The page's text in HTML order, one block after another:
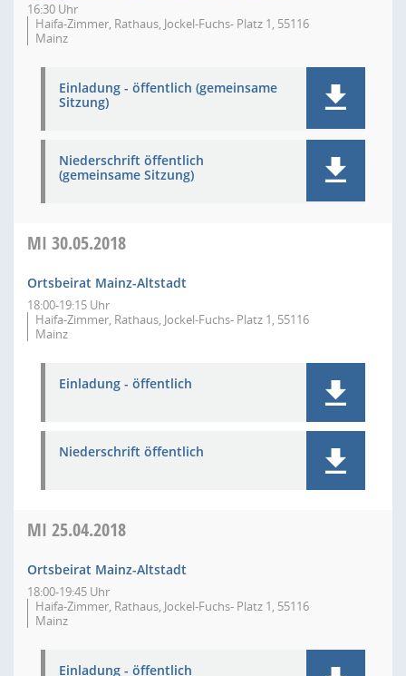
16:30 Uhr
Haifa-Zimmer, Rathaus, Jockel-Fuchs- Platz 1, 55116
Mainz
Einladung - öffentlich (gemeinsame
Sitzung)
Niederschrift öffentlich
(gemeinsame Sitzung)
MI 30.05.2018
Ortsbeirat Mainz-Altstadt
18:00-19:15 Uhr
Haifa-Zimmer, Rathaus, Jockel-Fuchs- Platz 1, 55116
Mainz
Einladung - öffentlich
Niederschrift öffentlich
MI 25.04.2018
Ortsbeirat Mainz-Altstadt
18:00-19:45 Uhr
Haifa-Zimmer, Rathaus, Jockel-Fuchs- Platz 1, 55116
Mainz
Einladung - öffentlich